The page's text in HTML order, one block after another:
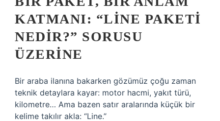
KATMANI: “LINE PAKETI
NEDIR?” SORUSU
ÜZERINE
Bir araba ilanına bakarken gözümüz çoğu zaman
teknik detaylara kayar: motor hacmi, yakıt türü,
kilometre… Ama bazen satır aralarında küçük bir
kelime takılır akla: “Line.”